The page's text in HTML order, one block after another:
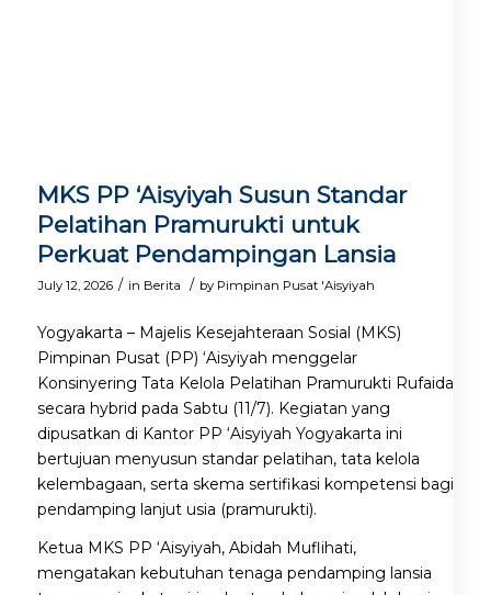
MKS PP ‘Aisyiyah Susun Standar
Pelatihan Pramurukti untuk
Perkuat Pendampingan Lansia
July 12, 2026 / in Berita / by Pimpinan Pusat 'Aisyiyah
Yogyakarta – Majelis Kesejahteraan Sosial (MKS)
Pimpinan Pusat (PP) ‘Aisyiyah menggelar
Konsinyering Tata Kelola Pelatihan Pramurukti Rufaida
secara hybrid pada Sabtu (11/7). Kegiatan yang
dipusatkan di Kantor PP ‘Aisyiyah Yogyakarta ini
bertujuan menyusun standar pelatihan, tata kelola
kelembagaan, serta skema sertifikasi kompetensi bagi
pendamping lanjut usia (pramurukti).
Ketua MKS PP ‘Aisyiyah, Abidah Muflihati,
mengatakan kebutuhan tenaga pendamping lansia